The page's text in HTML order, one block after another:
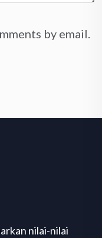
by email.
nilai-nilai